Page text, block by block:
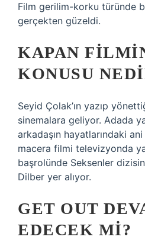
Film gerilim-korku türünde
gerçekten güzeldi.
KAPAN
KONUSU
Seyid Çolak’ın yazıp
sinemalara geliyor. Adada
arkadaşın hayatlarındaki
macera filmi televizyonda
başrolünde Seksenler
Dilber yer alıyor.
GET OUT
EDECEK MI?